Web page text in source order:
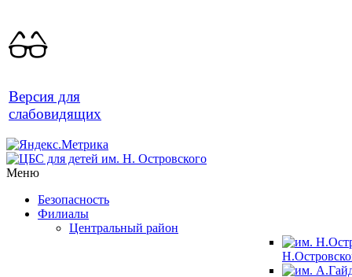
Версия для
слабовидящих
Меню
Безопасность
Филиалы
Центральный район